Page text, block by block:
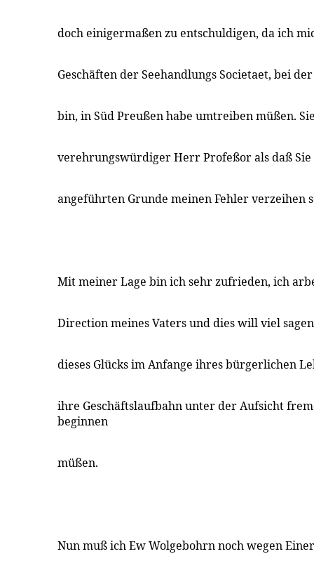
doch einigermaßen zu entschuldigen, da ich
Geschäften der Seehandlungs Societaet, bei
bin, in Süd Preußen habe umtreiben müßen.
verehrungswürdiger Herr Profeßor als daß
angeführten Grunde meinen Fehler verzeihen
Mit meiner Lage bin ich sehr zufrieden, ich
Direction meines Vaters und dies will viel
dieses Glücks im Anfange ihres bürgerlichen
ihre Geschäftslaufbahn unter der Aufsicht
beginnen
müßen.
Nun muß ich Ew Wolgebohrn noch wegen